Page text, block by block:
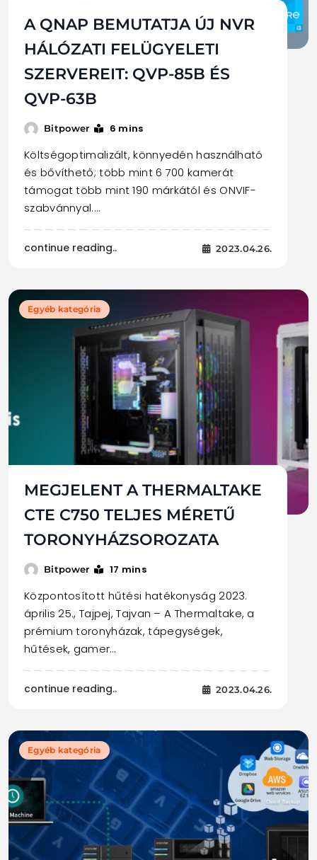
A QNAP BEMUTATJA ÚJ NVR
HÁLÓZATI FELÜGYELETI
SZERVEREIT: QVP-85B ÉS
QVP-63B
Bitpower 6 mins
Költségoptimalizált, könnyedén használható
és bővíthető; több mint 6 700 kamerát
támogat több mint 190 márkától és ONVIF-
szabvánnyal.…
continue reading.. 2023.04.26.
Egyéb kategória
MEGJELENT A THERMALTAKE
CTE C750 TELJES MÉRETŰ
TORONYHÁZSOROZATA
Bitpower 17 mins
Központosított hűtési hatékonyság 2023.
április 25., Tajpej, Tajvan – A Thermaltake, a
prémium toronyházak, tápegységek,
hűtések, gamer…
continue reading.. 2023.04.26.
Egyéb kategória